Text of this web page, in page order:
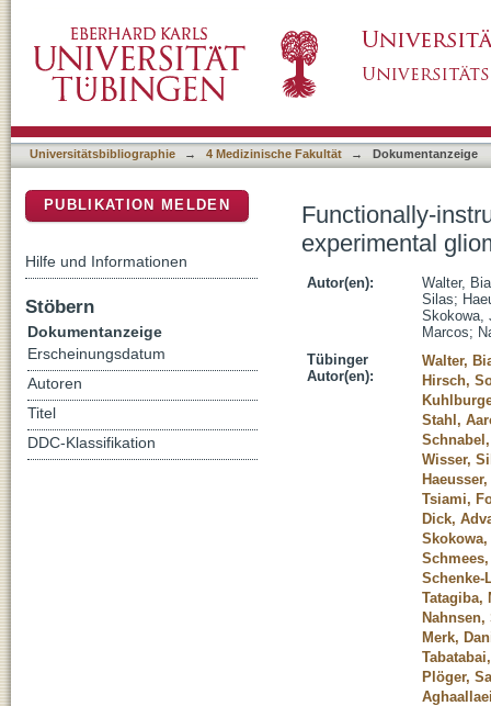
Universitätsbibliographie → 4 Medizinische Fakultät → Dokumentanzeige
Functionally-
experimental
Autor(en):
Walter,
Silas;
Skokowa,
Marcos;
Tübinger
Autor(en):
Walter,
Hirsch,
Stahl,
Wisser,
Tsiami,
Dick,
Schenke-
Tatagiba,
Nahnsen,
Merk,
Plöger,
PUBLIKATION MELDEN
Hilfe und Informationen
Stöbern
Dokumentanzeige
Erscheinungsdatum
Autoren
Titel
DDC-Klassifikation